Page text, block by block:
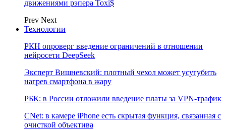
движениями рэпера Toxi$
Prev Next
Технологии
РКН опроверг введение ограничений в отношении
нейросети DeepSeek
Эксперт Вишневский: плотный чехол может усугубить
нагрев смартфона в жару
РБК: в России отложили введение платы за VPN-трафик
CNet: в камере iPhone есть скрытая функция, связанная с
очисткой объектива